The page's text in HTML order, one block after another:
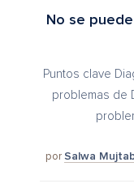
No se
Puntos clave
problemas de
por Salwa